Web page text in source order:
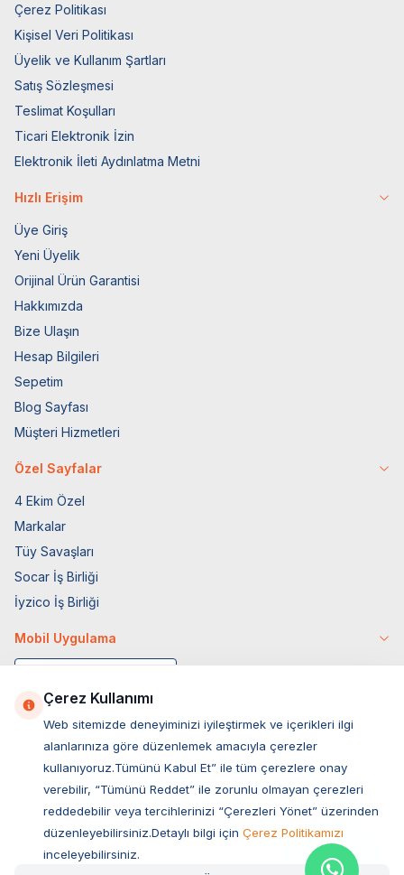
Çerez Politikası
Kişisel Veri Politikası
Üyelik ve Kullanım Şartları
Satış Sözleşmesi
Teslimat Koşulları
Ticari Elektronik İzin
Elektronik İleti Aydınlatma Metni
Hızlı Erişim
Üye Giriş
Yeni Üyelik
Orijinal Ürün Garantisi
Hakkımızda
Bize Ulaşın
Hesap Bilgileri
Sepetim
Blog Sayfası
Müşteri Hizmetleri
Özel Sayfalar
4 Ekim Özel
Markalar
Tüy Savaşları
Socar İş Birliği
İyzico İş Birliği
Mobil Uygulama
Müşteri Hizmetleri
Çerez Kullanımı
Web sitemizde deneyiminizi iyileştirmek ve içerikleri ilgi
alanlarınıza göre düzenlemek amacıyla çerezler
kullanıyoruz.Tümünü Kabul Et” ile tüm çerezlere onay
verebilir, “Tümünü Reddet” ile zorunlu olmayan çerezleri
reddedebilir veya tercihlerinizi “Çerezleri Yönet” üzerinden
düzenleyebilirsiniz.Detaylı bilgi için Çerez Politikamızı
inceleyebilirsiniz.